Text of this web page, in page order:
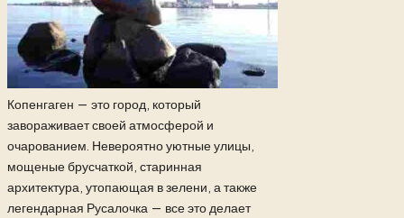
Копенгаген — это город, который
завораживает своей атмосферой и
очарованием. Невероятно уютные улицы,
мощеные брусчаткой, старинная
архитектура, утопающая в зелени, а также
легендарная Русалочка — все это делает